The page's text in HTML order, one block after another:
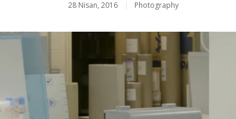
28 Nisan, 2016 Photography